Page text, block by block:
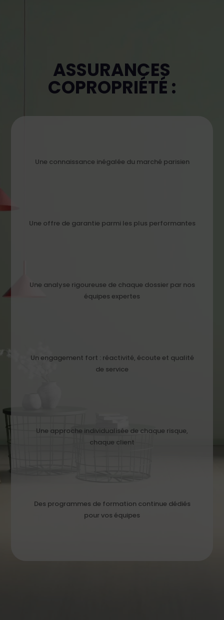
ASSURANCES
COPROPRIÉTÉ :
Une connaissance inégalée du marché parisien
Une offre de garantie parmi les plus performantes
Une analyse rigoureuse de chaque dossier par nos
équipes expertes
Un engagement fort : réactivité, écoute et qualité
de service
Une approche individualisée de chaque risque,
chaque client
Des programmes de formation continue dédiés
pour vos équipes